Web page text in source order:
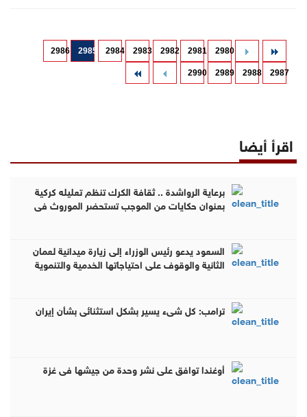
2980
2981
2982
2983
2984
2985
2986
2987
2988
2989
2990
اقرأ أيضا
برعاية الرواشدة .. ثقافة الكرك تنظم تعليله كركية
بعنوان حكايات من الموجب تستحضر الموروث في
السعود يدعو رئيس الوزراء إلى زيارة ميدانية لعمان
الثانية والوقوف على احتياجاتها الخدمية والتنموية
ترامب: كل شيء يسير بشكل استثنائي بشأن إيران
أوغندا توافق على نشر وحدة من جيشها في غزة